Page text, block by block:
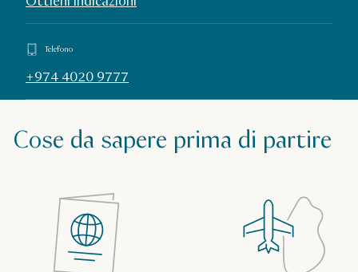
Telefono
+974 4020 9777
Cose da sapere prima di partire